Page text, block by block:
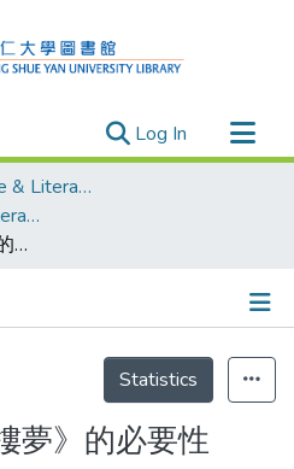
Log In (current)
Chinese Language & Literature
Chinese Language & Literature - Publication
論賈巧姐在《紅樓夢》的必要性
Statistics
夢》的必要性